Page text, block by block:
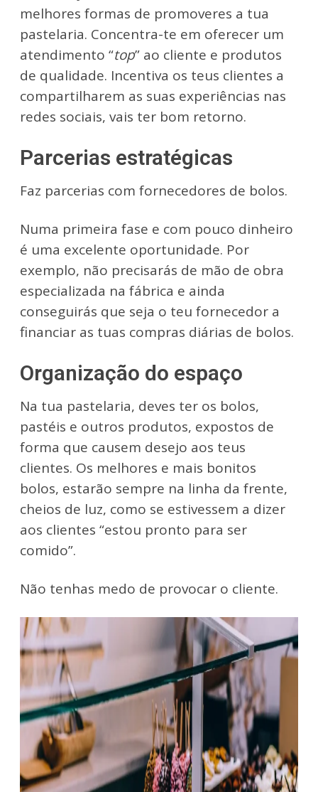
melhores formas de promoveres a tua
pastelaria. Concentra-te em oferecer um
atendimento “top” ao cliente e produtos
de qualidade. Incentiva os teus clientes a
compartilharem as suas experiências nas
redes sociais, vais ter bom retorno.
Parcerias estratégicas
Faz parcerias com fornecedores de bolos.
Numa primeira fase e com pouco dinheiro
é uma excelente oportunidade. Por
exemplo, não precisarás de mão de obra
especializada na fábrica e ainda
conseguirás que seja o teu fornecedor a
financiar as tuas compras diárias de bolos.
Organização do espaço
Na tua pastelaria, deves ter os bolos,
pastéis e outros produtos, expostos de
forma que causem desejo aos teus
clientes. Os melhores e mais bonitos
bolos, estarão sempre na linha da frente,
cheios de luz, como se estivessem a dizer
aos clientes “estou pronto para ser
comido”.
Não tenhas medo de provocar o cliente.